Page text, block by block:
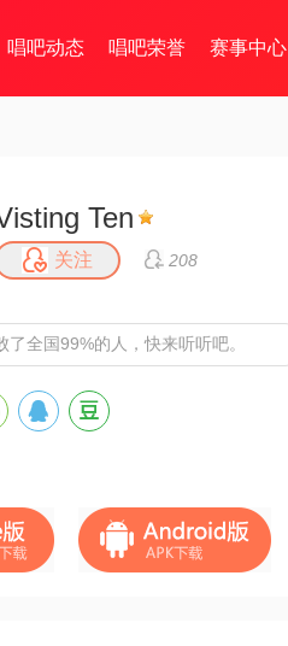
唱吧动态 唱吧荣誉 赛事中心
Ten
关注 208
了全国99%的人，快来听听吧。